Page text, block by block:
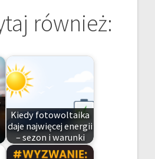
również:
Kiedy fotowoltaika
daje najwięcej energii
– sezon i warunki